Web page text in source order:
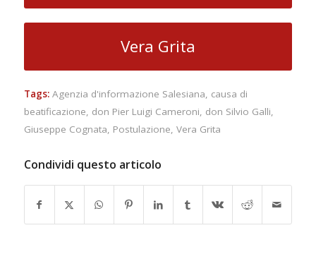
Vera Grita
Tags: Agenzia d'informazione Salesiana, causa di
beatificazione, don Pier Luigi Cameroni, don Silvio Galli,
Giuseppe Cognata, Postulazione, Vera Grita
Condividi questo articolo